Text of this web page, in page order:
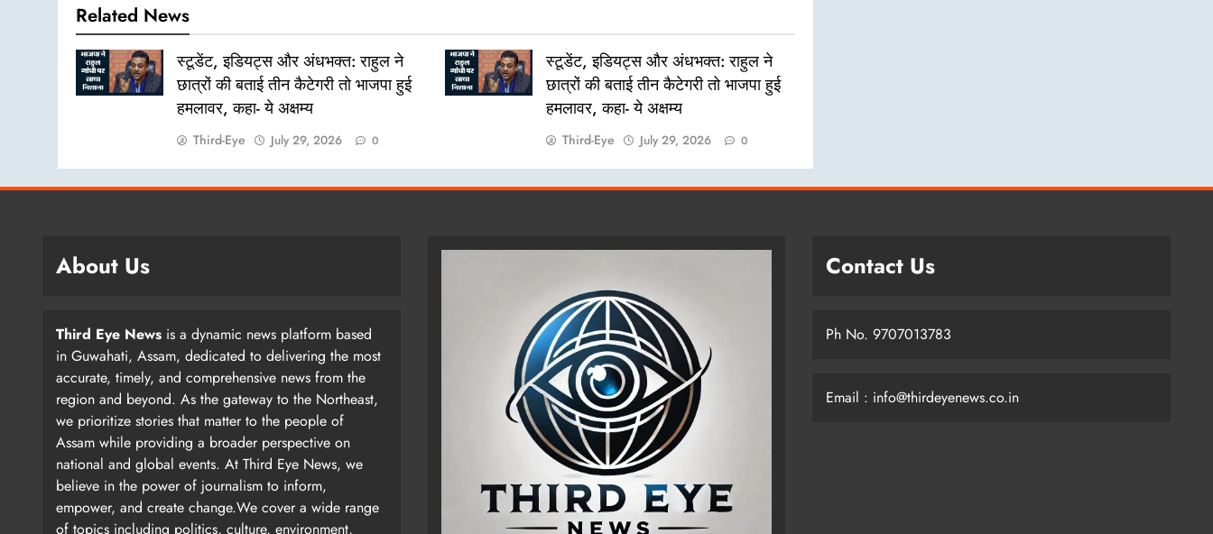
Related News
स्टूडेंट, इडियट्स और अंधभक्त: राहुल ने
छात्रों की बताई तीन कैटेगरी तो भाजपा हुई
हमलावर, कहा- ये अक्षम्य
Third-Eye July 29, 2026 0
स्टूडेंट, इडियट्स और अंधभक्त: राहुल ने
छात्रों की बताई तीन कैटेगरी तो भाजपा हुई
हमलावर, कहा- ये अक्षम्य
Third-Eye July 29, 2026 0
About Us
Third Eye News is a dynamic news platform based
in Guwahati, Assam, dedicated to delivering the most
accurate, timely, and comprehensive news from the
region and beyond. As the gateway to the Northeast,
we prioritize stories that matter to the people of
Assam while providing a broader perspective on
national and global events. At Third Eye News, we
believe in the power of journalism to inform,
empower, and create change.We cover a wide range
of topics including politics, culture, environment,
Contact Us
Ph No. 9707013783
Email : info@thirdeyenews.co.in